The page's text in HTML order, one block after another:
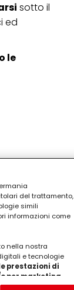
sotto il
ed
le
del trattamento,
simili
informazioni come
nella nostra
e tecnologie
prestazioni di
per marketing
noi